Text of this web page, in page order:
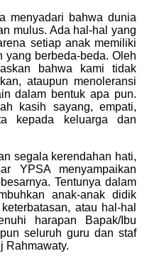
menyadari bahwa dunia
mulus. Ada hal-hal yang
setiap anak memiliki
yang berbeda-beda. Oleh
bahwa kami tidak
ataupun menoleransi
dalam bentuk apa pun.
kasih sayang, empati,
kepada keluarga dan
segala kerendahan hati,
YPSA menyampaikan
Tentunya dalam
anak-anak didik
atau hal-hal
harapan Bapak/Ibu
seluruh guru dan staf
Rahmawaty.